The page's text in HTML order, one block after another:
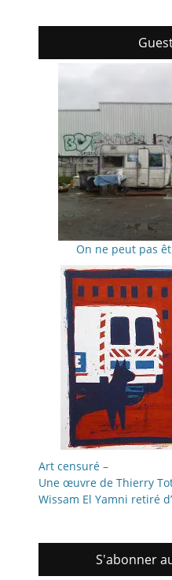
On ne peut pas
Art censuré –
Une œuvre de Thierry
Wissam El Yamni retiré
S'abonner